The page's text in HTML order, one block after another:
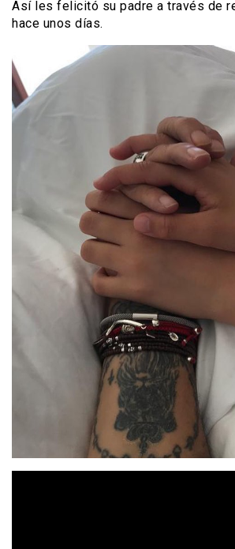
Así les felicitó su padre a través de
hace unos días.